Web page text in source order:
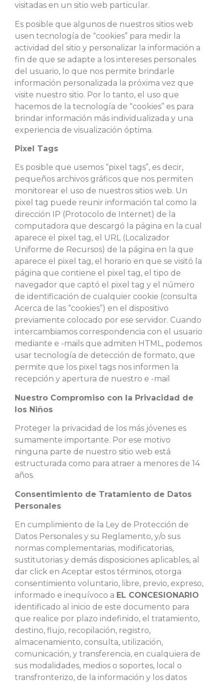
visitadas en un sitio web particular.
Es posible que algunos de nuestros sitios web
usen tecnología de “cookies” para medir la
actividad del sitio y personalizar la información a
fin de que se adapte a los intereses personales
del usuario, lo que nos permite brindarle
información personalizada la próxima vez que
visite nuestro sitio. Por lo tanto, el uso que
hacemos de la tecnología de “cookies” es para
brindar información más individualizada y una
experiencia de visualización óptima.
Pixel Tags
Es posible que usemos “pixel tags”, es decir,
pequeños archivos gráficos que nos permiten
monitorear el uso de nuestros sitios web. Un
pixel tag puede reunir información tal como la
dirección IP (Protocolo de Internet) de la
computadora que descargó la página en la cual
aparece el pixel tag, el URL (Localizador
Uniforme de Recursos) de la página en la que
aparece el pixel tag, el horario en que se visitó la
página que contiene el pixel tag, el tipo de
navegador que captó el pixel tag y el número
de identificación de cualquier cookie (consulta
Acerca de las “cookies”) en el dispositivo
previamente colocado por ese servidor. Cuando
intercambiamos correspondencia con el usuario
mediante e -mails que admiten HTML, podemos
usar tecnología de detección de formato, que
permite que los pixel tags nos informen la
recepción y apertura de nuestro e -mail
Nuestro Compromiso con la Privacidad de
los Niños
Proteger la privacidad de los más jóvenes es
sumamente importante. Por ese motivo
ninguna parte de nuestro sitio web está
estructurada como para atraer a menores de 14
años.
Consentimiento de Tratamiento de Datos
Personales
En cumplimiento de la Ley de Protección de
Datos Personales y su Reglamento, y/o sus
normas complementarias, modificatorias,
sustitutorias y demás disposiciones aplicables, al
dar click en Aceptar estos términos, otorga
consentimiento voluntario, libre, previo, expreso,
informado e inequívoco a EL CONCESIONARIO
identificado al inicio de este documento para
que realice por plazo indefinido, el tratamiento,
destino, flujo, recopilación, registro,
almacenamiento, consulta, utilización,
comunicación, y transferencia, en cualquiera de
sus modalidades, medios o soportes, local o
transfronterizo, de la información y los datos